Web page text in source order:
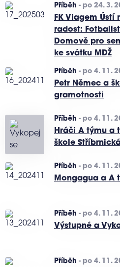
Příběh - po 24. 3.
FK Viagem Ústí
radost:
Domově pro
ke svátku MDŽ
Příběh - po 4. 11.
Petr Němec a
gramotnosti
Příběh - po 4. 11.
Hráči A týmu a
škole
Příběh - po 4. 11.
Mongagua a A
Příběh - po 4. 11.
Výstupné a
Příběh - po 4. 11.